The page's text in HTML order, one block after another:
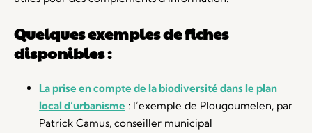
Quelques exemples de fiches
disponibles :
La prise en compte de la biodiversité dans le plan
local d’urbanisme : l’exemple de Plougoumelen, par
Patrick Camus, conseiller municipal